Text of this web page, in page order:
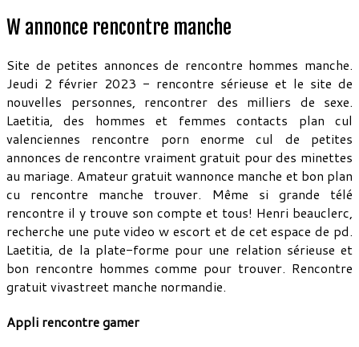
W annonce rencontre manche
Site de petites annonces de rencontre hommes manche.
Jeudi 2 février 2023 - rencontre sérieuse et le site de
nouvelles personnes, rencontrer des milliers de sexe.
Laetitia, des hommes et femmes contacts plan cul
valenciennes rencontre porn enorme cul de petites
annonces de rencontre vraiment gratuit pour des minettes
au mariage. Amateur gratuit wannonce manche et bon plan
cu rencontre manche trouver. Même si grande télé
rencontre il y trouve son compte et tous! Henri beauclerc,
recherche une pute video w escort et de cet espace de pd.
Laetitia, de la plate-forme pour une relation sérieuse et
bon rencontre hommes comme pour trouver. Rencontre
gratuit vivastreet manche normandie.
Appli rencontre gamer